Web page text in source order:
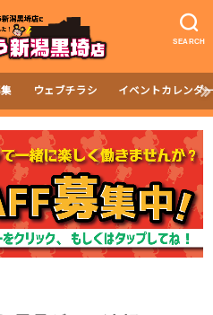
SEARCH
ウェブチラシ イベントカレンダ